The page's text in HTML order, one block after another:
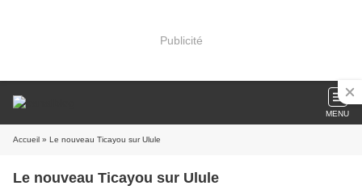
Publicité
MENU
Accueil » Le nouveau Ticayou sur Ulule
Le nouveau Ticayou sur Ulule